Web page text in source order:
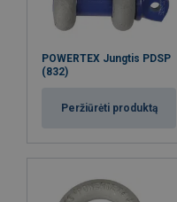
POWERTEX Jungtis PDSP
(832)
Peržiūrėti produktą